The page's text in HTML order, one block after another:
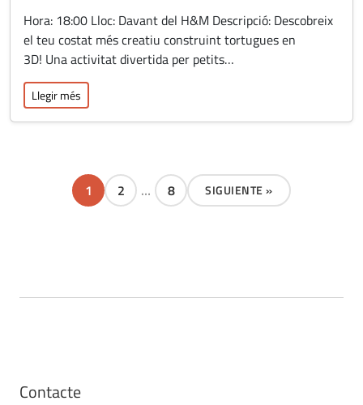
Hora: 18:00 Lloc: Davant del H&M Descripció: Descobreix
el teu costat més creatiu construint tortugues en
3D! Una activitat divertida per petits…
Llegir més
Página
1 Página
2 … Página
8 SIGUIENTE »
Contacte